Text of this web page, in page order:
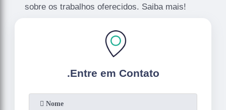
sobre os trabalhos oferecidos. Saiba mais!
.Entre em Contato